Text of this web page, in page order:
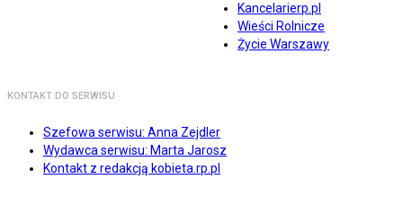
Kancelarierp.pl
Wieści Rolnicze
Życie Warszawy
KONTAKT DO SERWISU
Szefowa serwisu: Anna Zejdler
Wydawca serwisu: Marta Jarosz
Kontakt z redakcją kobieta.rp.pl